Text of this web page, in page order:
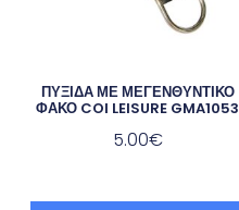
ΠΥΞΙΔΑ ΜΕ ΜΕΓΕΝΘΥΝΤΙΚΟ
ΦΑΚΟ COI LEISURE GMA1053
5.00€